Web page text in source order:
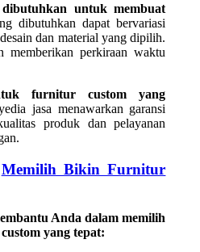
untuk membuat
dibutuhkan dapat bervariasi
dan material yang dipilih.
memberikan perkiraan waktu
furnitur custom yang
jasa menawarkan garansi
produk dan pelayanan
Memilih Bikin Furnitur
Anda dalam memilih
yang tepat: